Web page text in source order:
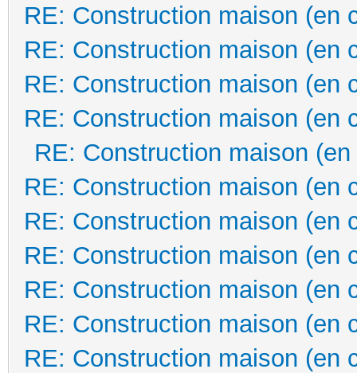
RE: Construction maison (en
RE: Construction maison (en
RE: Construction maison (en
RE: Construction maison (en
RE: Construction maison
RE: Construction maison (en
RE: Construction maison (en
RE: Construction maison (en
RE: Construction maison (en
RE: Construction maison (en
RE: Construction maison (en